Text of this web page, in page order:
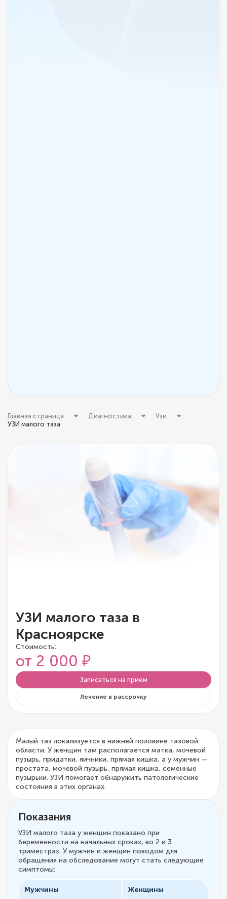
Главная страница Диагностика
Узи
УЗИ малого таза
УЗИ малого таза в
Красноярске
Стоимость:
от 2 000 ₽
Записаться на прием
Лечение в рассрочку
Малый таз локализуется в нижней половине тазовой
области. У женщин там располагается матка, мочевой
пузырь, придатки, яичники, прямая кишка, а у мужчин —
простата, мочевой пузырь, прямая кишка, семенные
пузырьки. УЗИ помогает обнаружить патологические
состояния в этих органах.
Показания
УЗИ малого таза у женщин показано при
беременности на начальных сроках, во 2 и 3
триместрах. У мужчин и женщин поводом для
обращения на обследование могут стать следующие
симптомы:
Мужчины Женщины